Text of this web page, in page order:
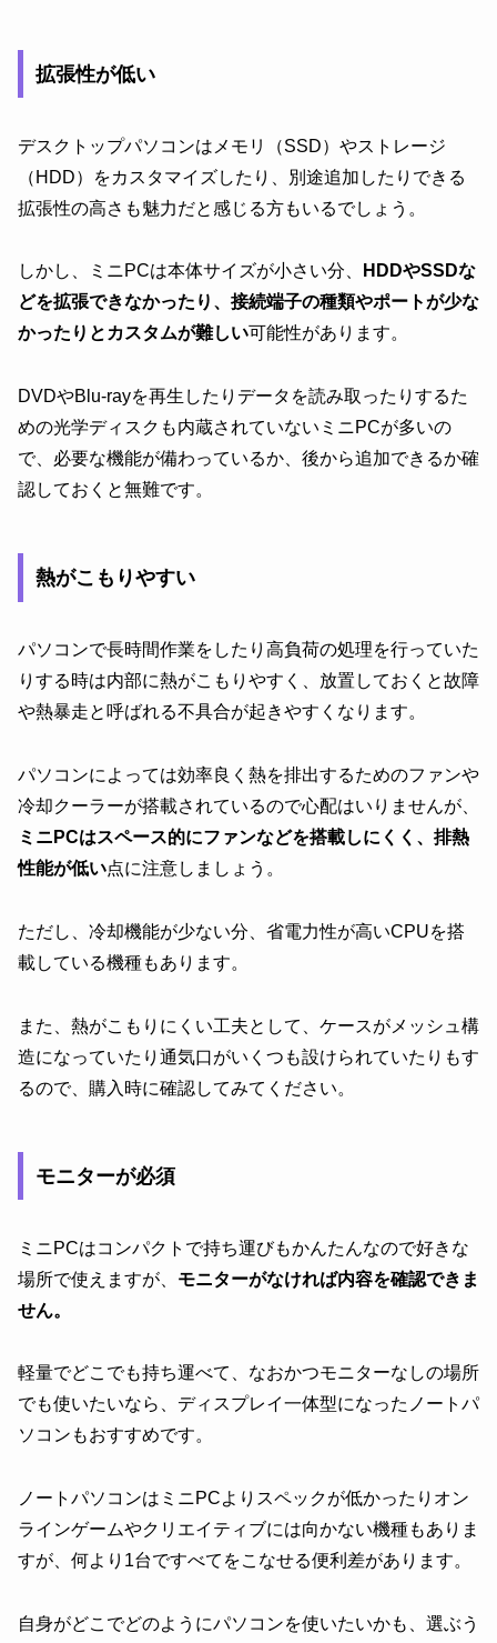
拡張性が低い
デスクトップパソコンはメモリ（SSD）やストレージ
（HDD）をカスタマイズしたり、別途追加したりできる
拡張性の高さも魅力だと感じる方もいるでしょう。
しかし、ミニPCは本体サイズが小さい分、
HDDやSSDな
どを拡張できなかったり、接続端子の種類やポートが少な
かったりとカスタムが難しい可能性があります。
DVDやBlu-rayを再生したりデータを読み取ったりするた
めの光学ディスクも内蔵されていないミニPCが多いの
で、必要な機能が備わっているか、後から追加できるか確
認しておくと無難です。
熱がこもりやすい
パソコンで長時間作業をしたり高負荷の処理を行っていた
りする時は内部に熱がこもりやすく、放置しておくと故障
や熱暴走と呼ばれる不具合が起きやすくなります。
パソコンによっては効率良く熱を排出するためのファンや
冷却クーラーが搭載されているので心配はいりませんが、
ミニPCはスペース的にファンなどを搭載しにくく、排熱
性能が低い点に注意しましょう。
ただし、冷却機能が少ない分、省電力性が高いCPUを搭
載している機種もあります。
また、熱がこもりにくい工夫として、ケースがメッシュ構
造になっていたり通気口がいくつも設けられていたりもす
るので、購入時に確認してみてください。
モニターが必須
ミニPCはコンパクトで持ち運びもかんたんなので好きな
場所で使えますが、 モニターがなければ内容を確認できま
せん。
軽量でどこでも持ち運べて、なおかつモニターなしの場所
でも使いたいなら、ディスプレイ一体型になったノートパ
ソコンもおすすめです。
ノートパソコンはミニPCよりスペックが低かったりオン
ラインゲームやクリエイティブには向かない機種もありま
すが、何より1台ですべてをこなせる便利差があります。
自身がどこでどのようにパソコンを使いたいかも、選ぶう